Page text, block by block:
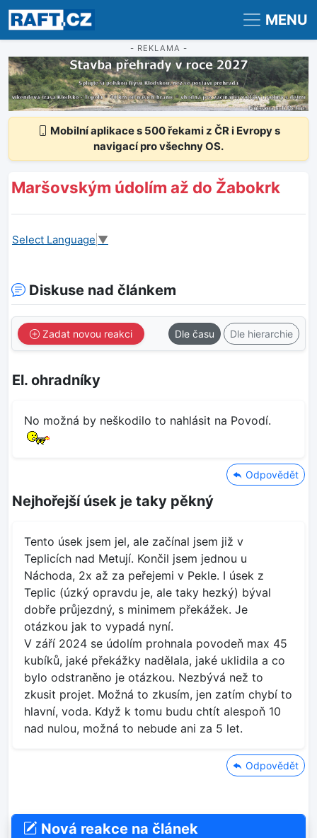
Registrace Přihlášení MENU
- REKLAMA -
Mobilní aplikace s 500 řekami z ČR i Evropy s
navigací pro všechny OS.
Maršovským údolím až do Žabokrk
Select Language ▼
Diskuse nad článkem
Zadat novou reakci Dle času Dle hierarchie
El. ohradníky
No možná by neškodilo to nahlásit na Povodí.
Odpovědět
Nejhořejší úsek je taky pěkný
Tento úsek jsem jel, ale začínal jsem již v
Teplicích nad Metují. Končil jsem jednou u
Náchoda, 2x až za peřejemi v Pekle. I úsek z
Teplic (úzký opravdu je, ale taky hezký) býval
dobře průjezdný, s minimem překážek. Je
otázkou jak to vypadá nyní.
V září 2024 se údolím prohnala povodeň max 45
kubíků, jaké překážky nadělala, jaké uklidila a co
bylo odstraněno je otázkou. Nezbývá než to
zkusit projet. Možná to zkusím, jen zatím chybí to
hlavní, voda. Když k tomu budu chtít alespoň 10
nad nulou, možná to nebude ani za 5 let.
Odpovědět
Nová reakce na článek